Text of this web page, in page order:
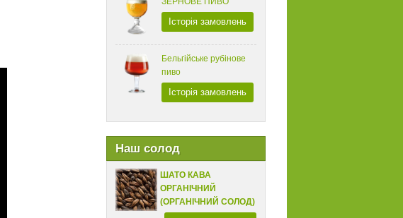
Історія замовлень
Бельгійське рубінове
пиво
Історія замовлень
Наш солод
ШАТО КАВА
ОРГАНІЧНИЙ
(ОРГАНІЧНИЙ СОЛОД)